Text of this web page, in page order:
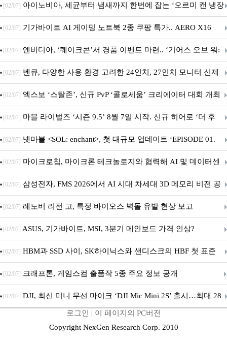
켓 4P
[02/07] 아이노비아, 세균부터 냄새까지 한번에 잡는 ‘오르미 캔 냉장
고 살균 탈취기’ 출시
[02/07] 기가바이트 AI 게이밍 노트북 2종 쿠팡 특가.. AERO X16
GAMING A16 할인 진행
[02/07] 엔비디아, ‘퀘이크콘’서 경품 이벤트 마련.. ‘기어스 오브 워:
E-데이’ DLSS 지원
[02/07] 벤큐, 다양한 사용 환경 고려한 24인치, 27인치 모니터 신제
품 6종 출시
[02/07] 엑스보 ‘스탈존’, 신규 PvP ‘콜로세움’ 크리에이터 대회 개최
[02/07] 마블 라이벌즈 ‘시즌 9.5’ 8월 7일 시작. 신규 히어로 ‘더 후
드’ 합류
[02/07] 넷마블 <SOL: enchant>, 첫 대규모 업데이트 ‘EPISODE 01.
GENESIS: 신의 전장’ 사전등록 실시
[02/07] 마이크로칩, 마이크론 테크놀로지와 협력해 AI 및 데이터센
터 인프라용 고성능 PCIe® Gen 6 스토리지 아키텍처 시연
[02/07] 삼성전자, FMS 2026에서 AI 시대 차세대 3D 메모리 비전 공
개
[02/07] 레노버 리전 고, 특정 바이오스 벽돌 유발 현상 보고
[02/07] ASUS, 기가바이트, MSI, 3분기 메인보드 가격 인상?
[02/07] HBM과 SSD 사이, SK하이닉스와 샌디스크의 HBF 첫 표준
공개
[02/07] 크래프톤, 게임스컴 출품작 5종 주요 정보 공개
[02/07] DJI, 최신 미니 무선 마이크 ‘DJI Mic Mini 2S’ 출시…최대 28
시간 내장 녹음·AI 노이즈 캔슬링 강화
로그인 | 이 페이지의 PC버전
Copyright NexGen Research Corp. 2010